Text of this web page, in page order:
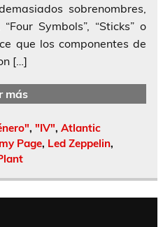
sobrenombres,
Symbols”, “Sticks” o
que los componentes de
[…]
más
, "IV", Atlantic
Page, Led Zeppelin,